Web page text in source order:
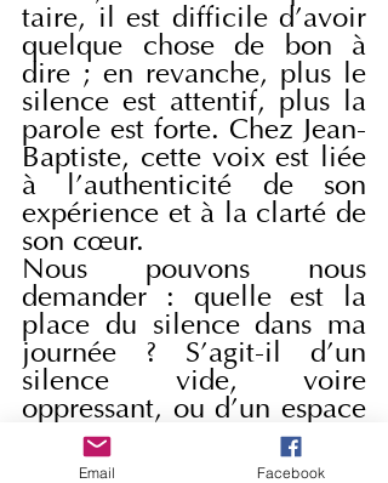
taire, il est difficile d'avoir
quelque chose de bon à
dire ; en revanche, plus le
silence est attentif, plus la
parole est forte. Chez Jean-
Baptiste, cette voix est liée
à l'authenticité de son
expérience et à la clarté de
son cœur.
Nous pouvons nous
demander : quelle est la
place du silence dans ma
journée ? S'agit-il d'un
silence vide, voire
oppressant, ou d'un espace
pour écouter, pour prier,
pour garder mon cœur ?
Email Facebook